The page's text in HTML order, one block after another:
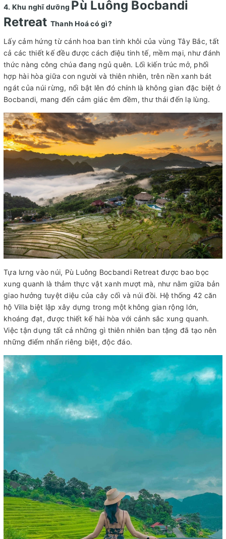
4. Khu nghĩ dưỡng Pù Luông Bocbandi
Retreat Thanh Hoá có gì?
Lấy cảm hứng từ cánh hoa ban tinh khôi của vùng Tây Bắc, tất
cả các thiết kế đều được cách điệu tinh tế, mềm mại, như đánh
thức nàng công chúa đang ngủ quên. Lối kiến trúc mở, phối
hợp hài hòa giữa con người và thiên nhiên, trên nền xanh bát
ngát của núi rừng, nổi bật lên đó chính là không gian đặc biệt ở
Bocbandi, mang đến cảm giác êm đềm, thư thái đến lạ lùng.
Tựa lưng vào núi, Pù Luông Bocbandi Retreat được bao bọc
xung quanh là thảm thực vật xanh mượt mà, như nằm giữa bản
giao hưởng tuyệt diệu của cây cối và núi đồi. Hệ thống 42 căn
hộ Villa biệt lập xây dựng trong một không gian rộng lớn,
khoáng đạt, được thiết kế hài hòa với cảnh sắc xung quanh.
Việc tận dụng tất cả những gì thiên nhiên ban tặng đã tạo nên
những điểm nhấn riêng biệt, độc đáo.